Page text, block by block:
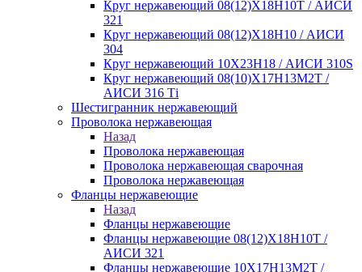
Круг нержавеющий 08(12)Х18Н10Т / АИСИ
321
Круг нержавеющий 08(12)Х18Н10 / АИСИ
304
Круг нержавеющий 10Х23Н18 / АИСИ 310S
Круг нержавеющий 08(10)Х17Н13М2Т /
АИСИ 316 Тi
Шестигранник нержавеющий
Проволока нержавеющая
Назад
Проволока нержавеющая
Проволока нержавеющая сварочная
Проволока нержавеющая
Фланцы нержавеющие
Назад
Фланцы нержавеющие
Фланцы нержавеющие 08(12)Х18Н10Т /
АИСИ 321
Фланцы нержавеющие 10Х17Н13М2Т /